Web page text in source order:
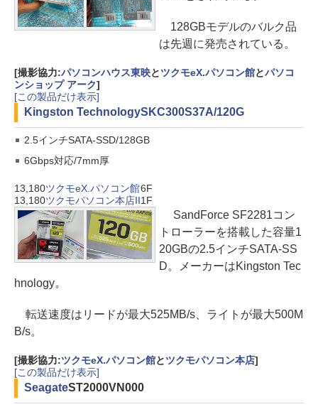
128GBモデルのバルク品
は先週に発売されている。
[撮影協力:パソコンハウス東映とツクモeX.パソコン館とパソコ
ンショップ アーク]
[この製品だけ表示]
Kingston TechnologySKC300S37A/120G
2.5インチSATA-SSD/128GB
6Gbps対応/7mm厚
13,180ツクモeX.パソコン館6F
13,180ツクモパソコン本店II1F
SandForce SF2281コン
トローラーを搭載した容量1
20GBの2.5インチSATA-SS
D。メーカーはKingston Tec
hnology。
転送速度はリードが最大525MB/s、ライトが最大500M
B/s。
[撮影協力:ツクモeX.パソコン館とツクモパソコン本店]
[この製品だけ表示]
SeagateST2000VN000